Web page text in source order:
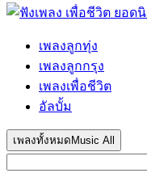
เพลงลูกทุ่ง
เพลงลูกกรุง
เพลงเพื่อชีวิต
อัลบั้ม
เพลงทั้งหมด Music All